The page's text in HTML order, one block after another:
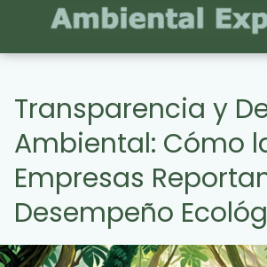
Transparencia y
Ambiental: Cómo
Empresas
Desempeño